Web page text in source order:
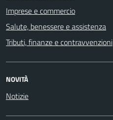
Imprese e commercio
Salute, benessere e assistenza
Tributi, finanze e contravvenzioni
NOVITÀ
Notizie